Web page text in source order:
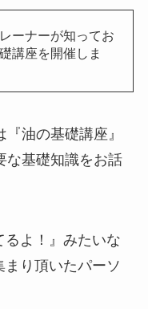
ーナーが知ってお
講座を開催しま
油の基礎講座』
な基礎知識をお話
よ！』みたいな
り頂いたパーソ